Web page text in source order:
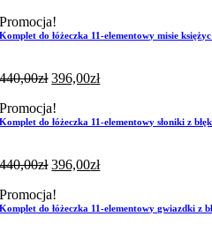
Promocja!
Komplet do łóżeczka 11-elementowy misie księżyc
440,00zł 396,00zł
Promocja!
Komplet do łóżeczka 11-elementowy słoniki z
440,00zł 396,00zł
Promocja!
Komplet do łóżeczka 11-elementowy gwiazdki z